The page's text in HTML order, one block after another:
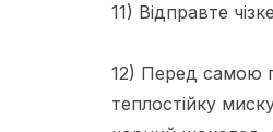
11) Відправте
12) Перед самою
теплостійку